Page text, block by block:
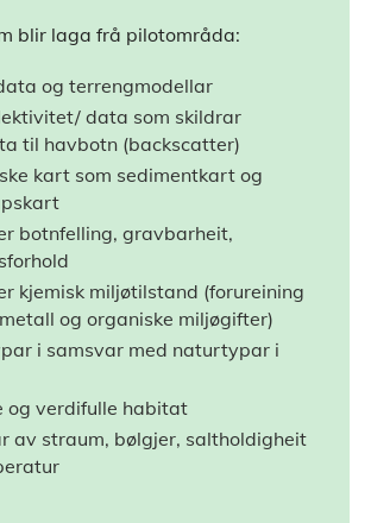
blir laga frå pilotområda:
og terrengmodellar
data som skildrar
til havbotn (backscatter)
kart som sedimentkart og
botnfelling, gravbarheit,
kjemisk miljøtilstand (forureining
og organiske miljøgifter)
i samsvar med naturtypar i
og verdifulle habitat
av straum, bølgjer, saltholdigheit